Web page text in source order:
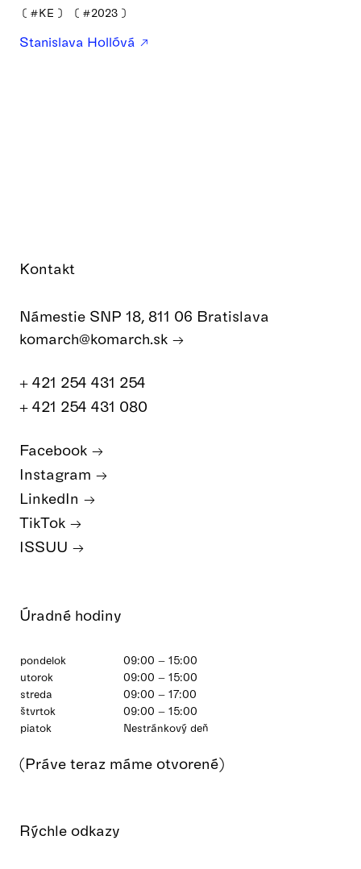
❪ #KE ❫ ❪ #2023 ❫
Stanislava Hollóvá
Rýchle odkazy
Úradné hodiny
pondelok
09:00 – 15:00
utorok
09:00 – 15:00
streda
09:00 – 17:00
štvrtok
09:00 – 15:00
piatok
Nestránkový deň
(Práve teraz máme otvorené)
Kontakt
Námestie SNP 18, 811 06 Bratislava
komarch@komarch.sk
+ 421 254 431 254
+ 421 254 431 080
Facebook
Instagram
LinkedIn
TikTok
ISSUU